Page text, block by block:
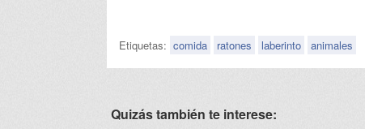
Etiquetas: comida ratones laberinto animales
Quizás también te interese: